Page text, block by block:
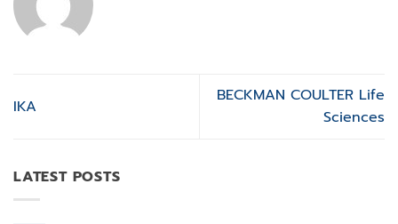
IKA
BECKMAN COULTER Life
Sciences
LATEST POSTS